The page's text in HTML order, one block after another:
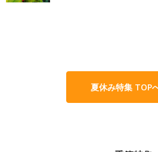
夏休み特集 TOP